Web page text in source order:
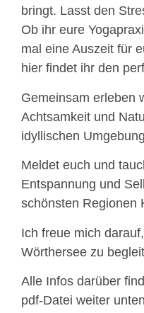
bringt. Lasst den
Ob ihr eure
mal eine Auszeit für
hier findet ihr den
Gemeinsam erleben
Achtsamkeit und
idyllischen
Meldet euch und
Entspannung und
schönsten Regionen
Ich freue mich
Wörthersee zu
Alle Infos darüber
pdf-Datei weiter